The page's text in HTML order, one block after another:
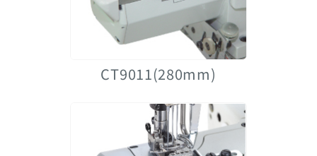
CT9011(280mm)